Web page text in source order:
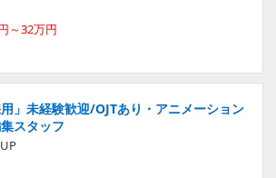
～32万円
用」未経験歓迎/OJTあり・アニメーション
スタッフ